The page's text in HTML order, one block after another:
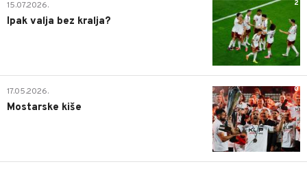
2
15.07.2026.
Ipak valja bez kralja?
0
17.05.2026.
Mostarske kiše